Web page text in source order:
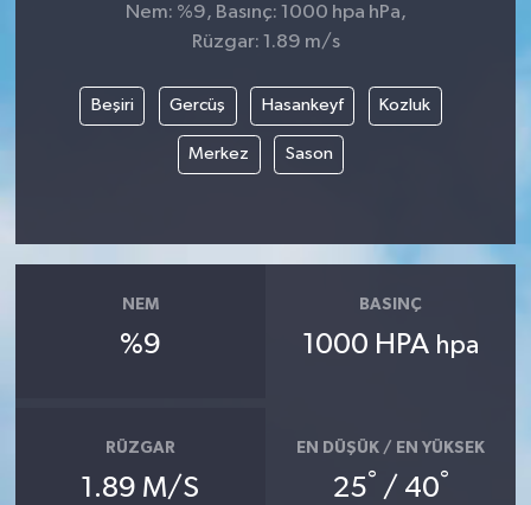
Nem: %9, Basınç: 1000 hpa hPa,
Rüzgar: 1.89 m/s
Beşiri Gercüş Hasankeyf Kozluk
Merkez Sason
NEM
%9
BASINÇ
1000 HPA hpa
RÜZGAR
1.89 M/S
EN DÜŞÜK / EN YÜKSEK
25° / 40°